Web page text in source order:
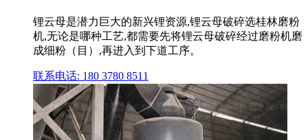
锂云母是潜力巨大的新兴锂资源,锂云母破碎选桂林磨粉
机,无论是哪种工艺,都需要先将锂云母破碎经过磨粉机磨
成细粉（目）,再进入到下道工序。
联系电话: 180 3780 8511